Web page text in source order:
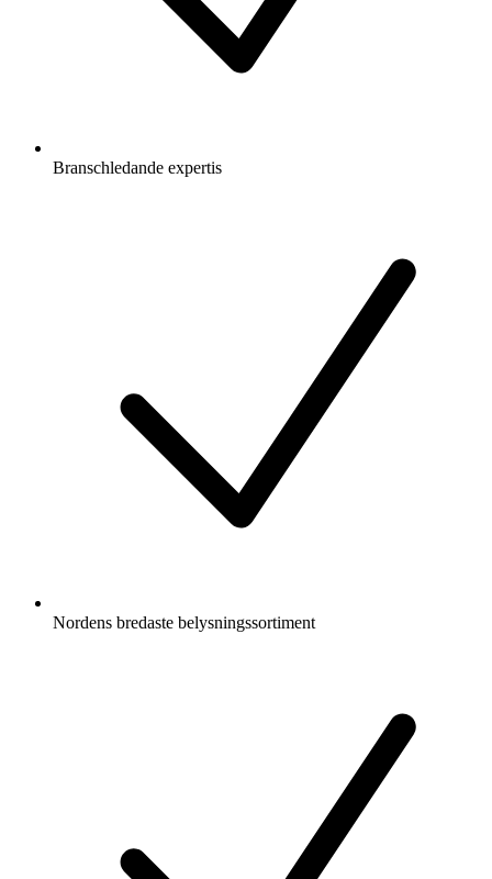
Branschledande expertis
Nordens bredaste belysningssortiment